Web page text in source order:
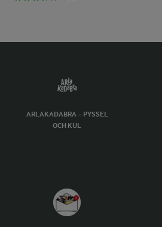
ARLAKADABRA – PYSSEL
OCH KUL